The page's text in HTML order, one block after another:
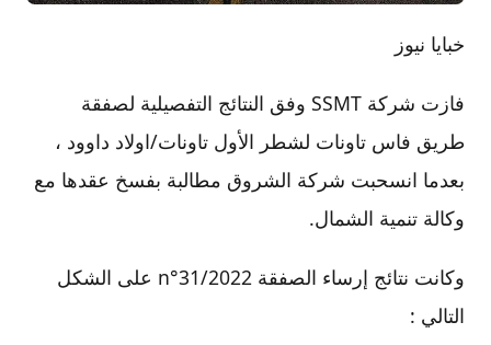
خبايا نيوز
فازت شركة SSMT وفق النتائج التفصيلية لصفقة
طريق فاس تاونات لشطر الأول تاونات/اولاد داوود ،
بعدما انسحبت شركة الشروق مطالبة بفسخ عقدها مع
وكالة تنمية الشمال.
وكانت نتائج إرساء الصفقة n°31/2022 على الشكل
التالي :